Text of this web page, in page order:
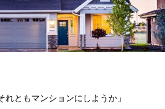
れともマンションにしようか」